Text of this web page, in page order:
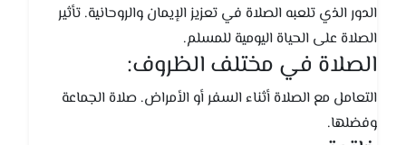
الدور الذي تلعبه الصلاة في تعزيز الإيمان والروحانية. تأثير
الصلاة على الحياة اليومية للمسلم.
الصلاة في مختلف الظروف:
التعامل مع الصلاة أثناء السفر أو الأمراض. صلاة الجماعة
وفضلها.